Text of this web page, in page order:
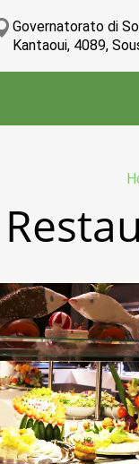
Governatorato di
Kantaoui, 4089,